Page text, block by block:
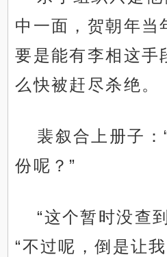
中一面，贺朝年当
要是能有李相这手
么快被赶尽杀绝。
裴叙合上册子：
份呢？”
“这个暂时没查
“不过呢，倒是让